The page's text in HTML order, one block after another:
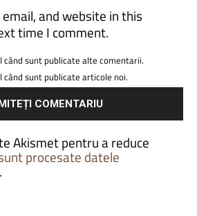
and website in this
time I comment.
sunt publicate alte comentarii.
sunt publicate articole noi.
Akismet pentru a reduce
procesate datele
.